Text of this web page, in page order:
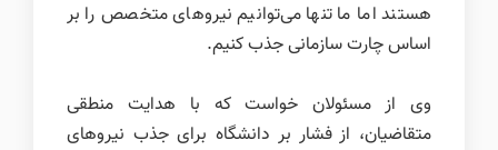
هستند اما ما تنها می‌توانیم نیروهای متخصص را بر
اساس چارت سازمانی جذب کنیم.
وی از مسئولان خواست که با هدایت منطقی
متقاضیان، از فشار بر دانشگاه برای جذب نیروهای